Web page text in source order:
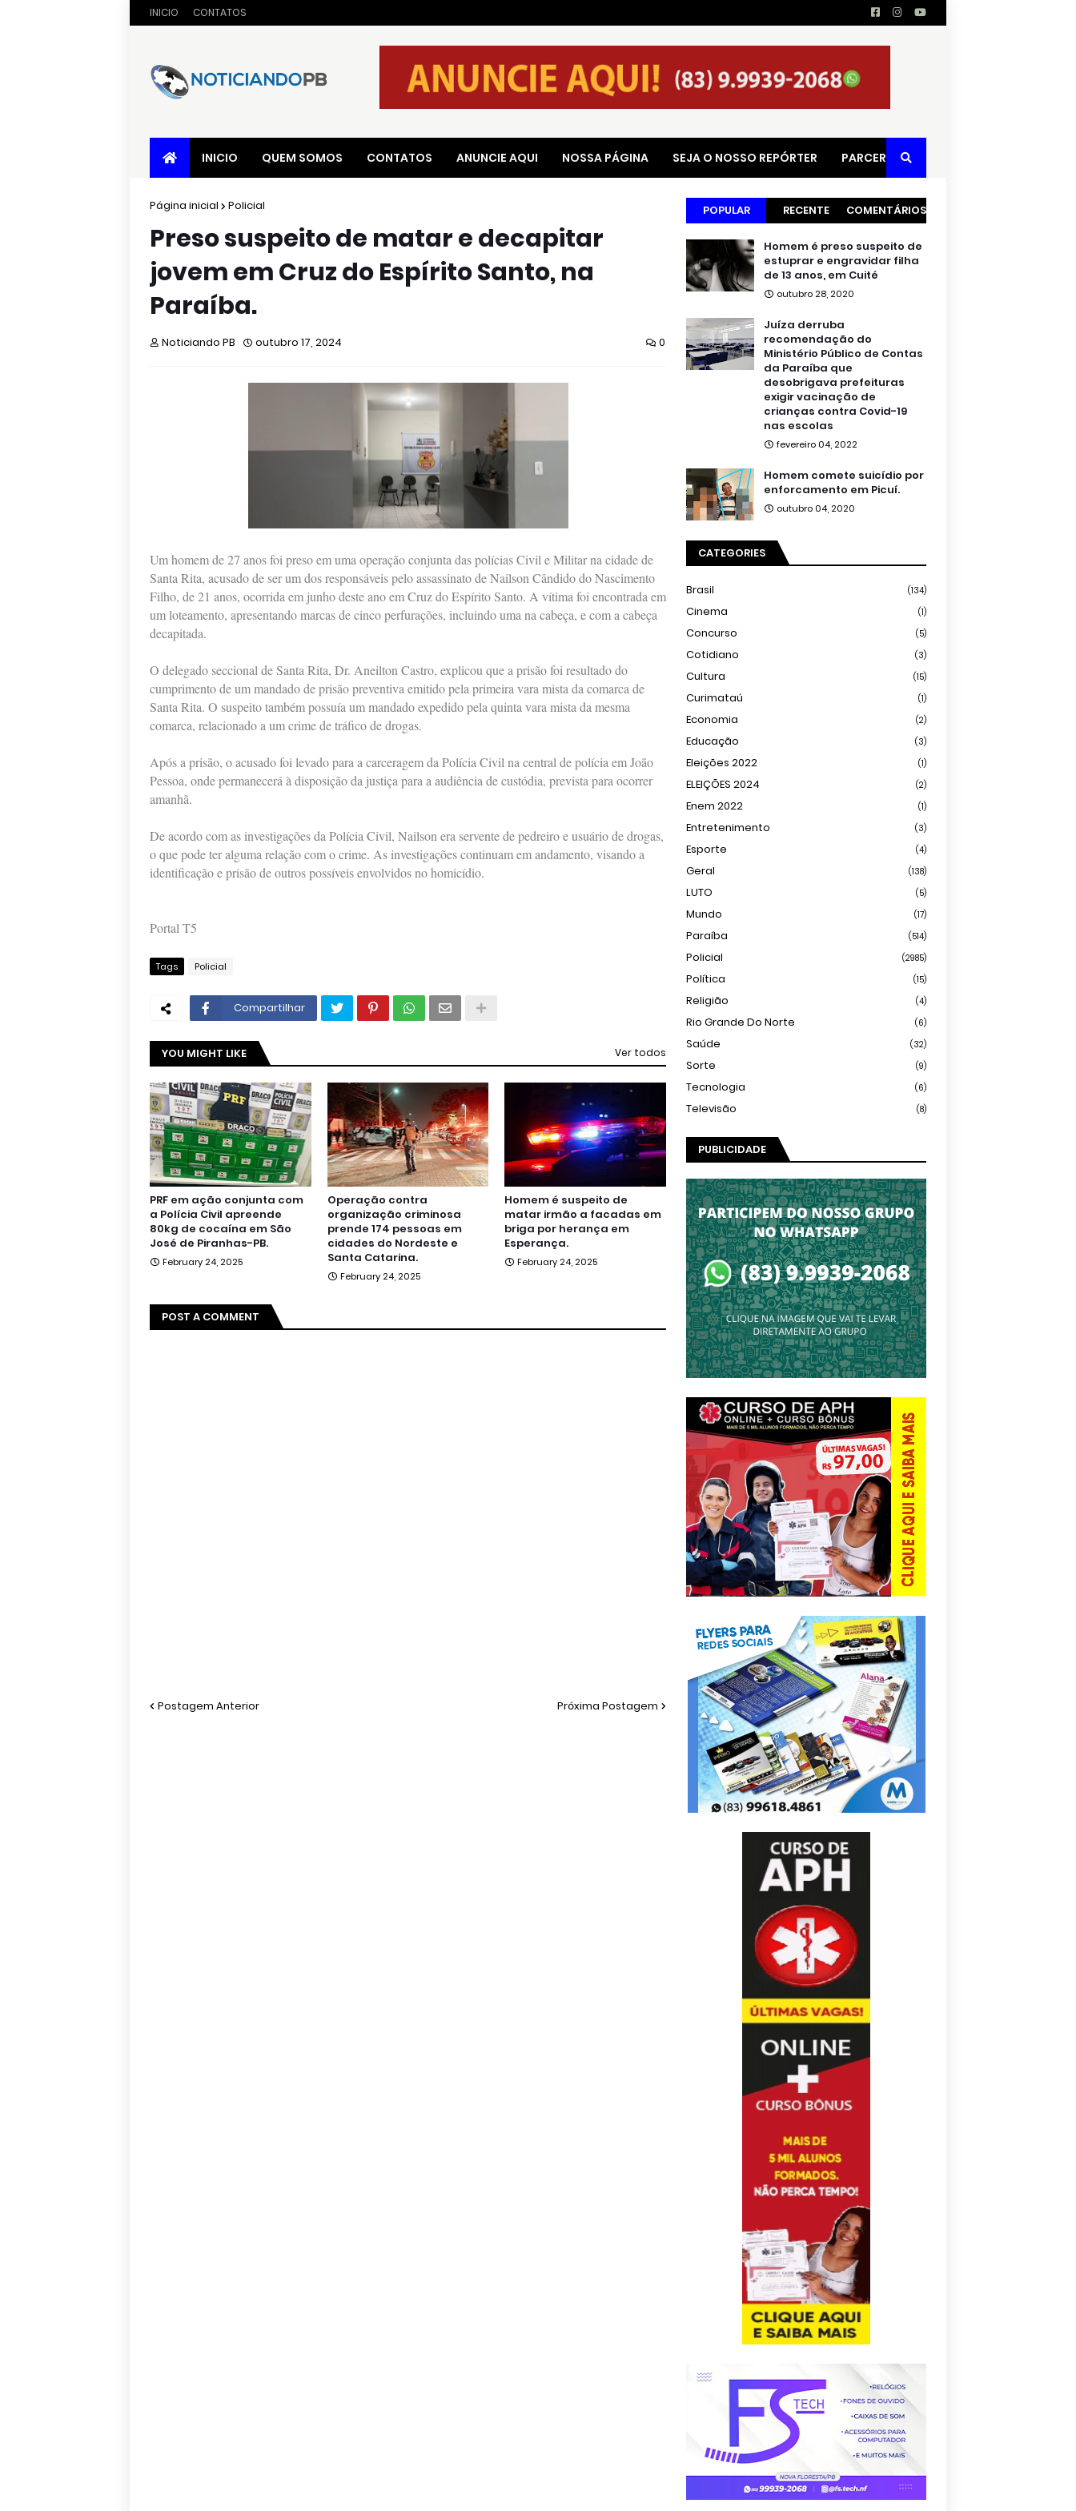
INICIO CONTATOS
INICIO QUEM SOMOS CONTATOS ANUNCIE AQUI NOSSA PÁGINA SEJA O NOSSO REPÓRTER PARCERIAS
Página inicial Policial
Preso suspeito de matar e decapitar
jovem em Cruz do Espírito Santo, na
Paraíba.
Noticiando PB outubro 17, 2024 0
Um homem de 27 anos foi preso em uma operação conjunta das polícias Civil e Militar na cidade de
Santa Rita, acusado de ser um dos responsáveis pelo assassinato de Nailson Cândido do Nascimento
Filho, de 21 anos, ocorrida em junho deste ano em Cruz do Espírito Santo. A vítima foi encontrada em
um loteamento, apresentando marcas de cinco perfurações, incluindo uma na cabeça, e com a cabeça
decapitada.
O delegado seccional de Santa Rita, Dr. Aneilton Castro, explicou que a prisão foi resultado do
cumprimento de um mandado de prisão preventiva emitido pela primeira vara mista da comarca de
Santa Rita. O suspeito também possuía um mandado expedido pela quinta vara mista da mesma
comarca, relacionado a um crime de tráfico de drogas.
Após a prisão, o acusado foi levado para a carceragem da Polícia Civil na central de polícia em João
Pessoa, onde permanecerá à disposição da justiça para a audiência de custódia, prevista para ocorrer
amanhã.
De acordo com as investigações da Polícia Civil, Nailson era servente de pedreiro e usuário de drogas,
o que pode ter alguma relação com o crime. As investigações continuam em andamento, visando a
identificação e prisão de outros possíveis envolvidos no homicídio.
Portal T5
Tags Policial
Compartilhar
YOU MIGHT LIKE Ver todos
PRF em ação conjunta com
a Polícia Civil apreende
80kg de cocaína em São
José de Piranhas-PB.
February 24, 2025
Operação contra
organização criminosa
prende 174 pessoas em
cidades do Nordeste e
Santa Catarina.
February 24, 2025
Homem é suspeito de
matar irmão a facadas em
briga por herança em
Esperança.
February 24, 2025
POST A COMMENT
Postagem Anterior Próxima Postagem
POPULAR RECENTE COMENTÁRIOS
Homem é preso suspeito de
estuprar e engravidar filha
de 13 anos, em Cuité
outubro 28, 2020
Juíza derruba
recomendação do
Ministério Público de Contas
da Paraíba que
desobrigava prefeituras
exigir vacinação de
crianças contra Covid-19
nas escolas
fevereiro 04, 2022
Homem comete suicídio por
enforcamento em Picuí.
outubro 04, 2020
CATEGORIES
Brasil (134)
Cinema (1)
Concurso (5)
Cotidiano (3)
Cultura (15)
Curimataú (1)
Economia (2)
Educação (3)
Eleições 2022 (1)
ELEIÇÕES 2024 (2)
Enem 2022 (1)
Entretenimento (3)
Esporte (4)
Geral (138)
LUTO (5)
Mundo (17)
Paraíba (514)
Policial (2985)
Política (15)
Religião (4)
Rio Grande Do Norte (6)
Saúde (32)
Sorte (9)
Tecnologia (6)
Televisão (8)
PUBLICIDADE